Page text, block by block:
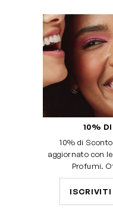
10%
10% di
aggiornato con
Profumi.
ISCRIVITI